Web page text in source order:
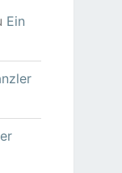
Ein